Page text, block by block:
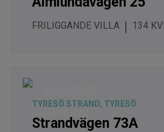
134
FRILIGGANDE VILLA
Strandvägen 73A
TYRESÖ STRAND, TYRESÖ